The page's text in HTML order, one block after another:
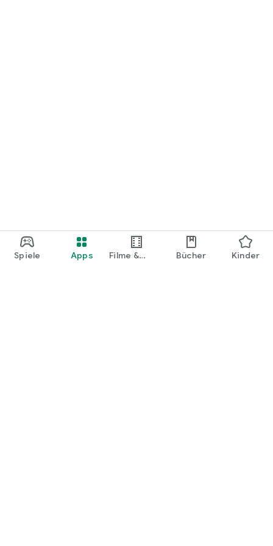
Spiele Apps
Filme &
Bücher Kinder